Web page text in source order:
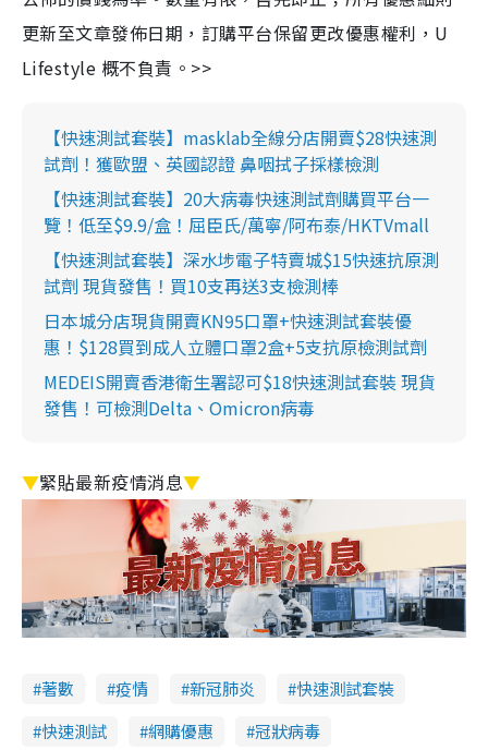
更新至文章發佈日期，訂購平台保留更改優惠權利，U
Lifestyle 概不負責。>>
【快速測試套裝】masklab全線分店開賣$28快速測
試劑！獲歐盟、英國認證 鼻咽拭子採樣檢測
【快速測試套裝】20大病毒快速測試劑購買平台一
覽！低至$9.9/盒！屈臣氏/萬寧/阿布泰/HKTVmall
【快速測試套裝】深水埗電子特賣城$15快速抗原測
試劑 現貨發售！買10支再送3支檢測棒
日本城分店現貨開賣KN95口罩+快速測試套裝優
惠！$128買到成人立體口罩2盒+5支抗原檢測試劑
MEDEIS開賣香港衛生署認可$18快速測試套裝 現貨
發售！可檢測Delta、Omicron病毒
▼緊貼最新疫情消息▼
著數 疫情 新冠肺炎
快速測試套裝
快速測試
網購優惠
冠狀病毒